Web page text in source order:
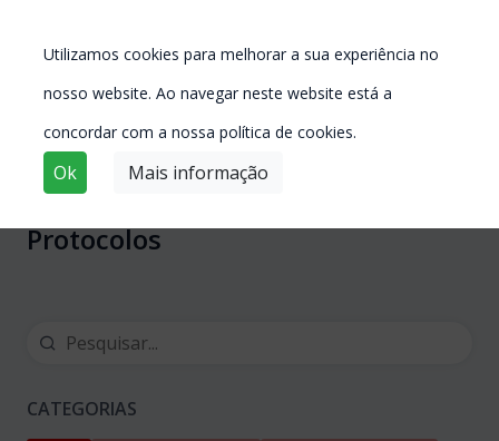
Utilizamos cookies para melhorar a sua experiência no
nosso website. Ao navegar neste website está a
concordar com a nossa política de cookies.
Ok Mais informação
Protocolos
CATEGORIAS